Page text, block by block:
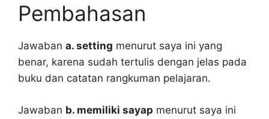
Pembahasan
Jawaban a. setting menurut saya ini yang
benar, karena sudah tertulis dengan jelas pada
buku dan catatan rangkuman pelajaran.
Jawaban b. memiliki sayap menurut saya ini